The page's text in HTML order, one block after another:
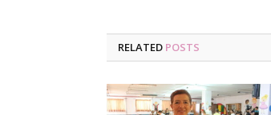
RELATED POSTS